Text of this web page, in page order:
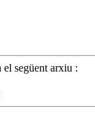
següent arxiu :